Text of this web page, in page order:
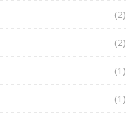
(2)
(2)
(1)
(1)